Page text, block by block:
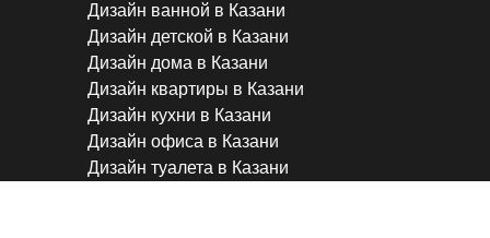
Дизайн ванной в Казани
Дизайн детской в Казани
Дизайн дома в Казани
Дизайн квартиры в Казани
Дизайн кухни в Казани
Дизайн офиса в Казани
Дизайн туалета в Казани